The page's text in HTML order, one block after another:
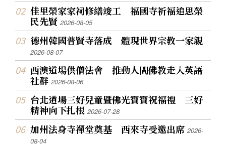
佳里榮家家祠修繕竣工 福國寺祈福追思榮
民先賢2026-08-05
德州韓國普賢寺落成 體現世界宗教一家親
2026-08-07
西澳道場供僧法會 推動人間佛教走入英語
社群2026-08-06
台北道場三好兒童暨佛光寶寶祝福禮 三好
精神向下扎根2026-07-28
加州法身寺禪堂奠基 西來寺受邀出席2026-
08-04